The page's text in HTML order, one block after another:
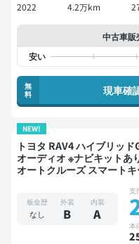
2022 4.2万km
中古車販
無
料
現車確
NEW!
トヨタ RAV4 ハイブリッドG 整備記録簿あり ディスプレ
オーディオ ※ナビキットあ
オートクルーズ スマート
板金歴
なし
外装
B
内装
A
支
本